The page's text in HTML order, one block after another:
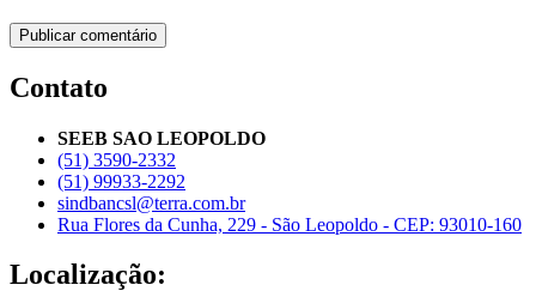
Contato
SEEB SAO LEOPOLDO
(51) 3590-2332
(51) 99933-2292
sindbancsl@terra.com.br
Rua Flores da Cunha, 229 - São Leopoldo - CEP: 93010-160
Localização: